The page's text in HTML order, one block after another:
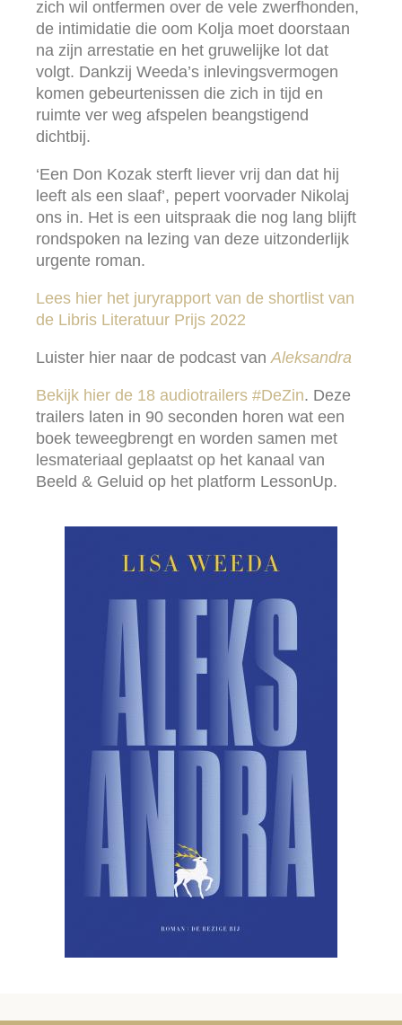
zich wil ontfermen over de vele zwerfhonden,
de intimidatie die oom Kolja moet doorstaan
na zijn arrestatie en het gruwelijke lot dat
volgt. Dankzij Weeda’s inlevingsvermogen
komen gebeurtenissen die zich in tijd en
ruimte ver weg afspelen beangstigend
dichtbij.
‘Een Don Kozak sterft liever vrij dan dat hij
leeft als een slaaf’, pepert voorvader Nikolaj
ons in. Het is een uitspraak die nog lang blijft
rondspoken na lezing van deze uitzonderlijk
urgente roman.
Lees hier het juryrapport van de shortlist van
de Libris Literatuur Prijs 2022
Luister hier naar de podcast vanAleksandra
Bekijk hier de 18 audiotrailers #DeZin. Deze
trailers laten in 90 seconden horen wat een
boek teweegbrengt en worden samen met
lesmateriaal geplaatst op het kanaal van
Beeld & Geluid op het platform LessonUp.